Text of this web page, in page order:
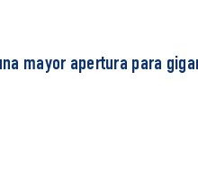
mayor apertura para